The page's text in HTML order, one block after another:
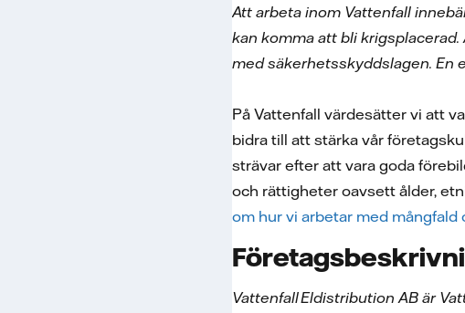
Att arbeta inom Vattenfall
kan komma att bli
med säkerhetsskyddslagen. En
På Vattenfall värdesätter vi att
bidra till att stärka vår
strävar efter att vara goda
och rättigheter oavsett ålder,
om hur vi arbetar med mångfald
Vattenfall Eldistribution AB är